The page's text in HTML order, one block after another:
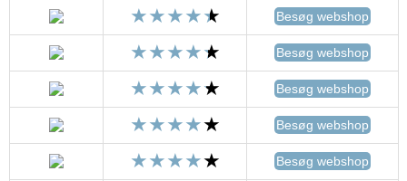
Besøg webshop
Besøg webshop
Besøg webshop
Besøg webshop
Besøg webshop